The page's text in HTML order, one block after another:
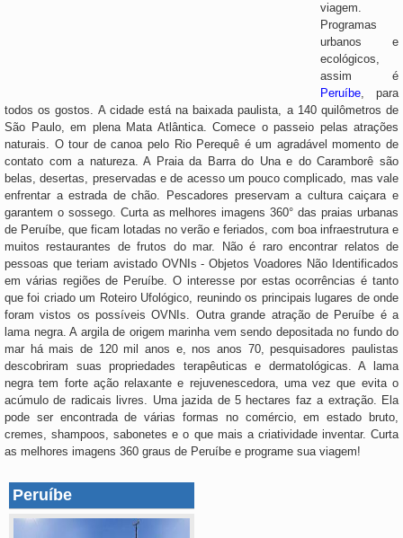
viagem.
Programas
urbanos e
ecológicos,
assim é
Peruíbe, para
todos os gostos. A cidade está na baixada paulista, a 140 quilômetros de
São Paulo, em plena Mata Atlântica. Comece o passeio pelas atrações
naturais. O tour de canoa pelo Rio Perequê é um agradável momento de
contato com a natureza. A Praia da Barra do Una e do Caramborê são
belas, desertas, preservadas e de acesso um pouco complicado, mas vale
enfrentar a estrada de chão. Pescadores preservam a cultura caiçara e
garantem o sossego. Curta as melhores imagens 360° das praias urbanas
de Peruíbe, que ficam lotadas no verão e feriados, com boa infraestrutura e
muitos restaurantes de frutos do mar. Não é raro encontrar relatos de
pessoas que teriam avistado OVNIs - Objetos Voadores Não Identificados
em várias regiões de Peruíbe. O interesse por estas ocorrências é tanto
que foi criado um Roteiro Ufológico, reunindo os principais lugares de onde
foram vistos os possíveis OVNIs. Outra grande atração de Peruíbe é a
lama negra. A argila de origem marinha vem sendo depositada no fundo do
mar há mais de 120 mil anos e, nos anos 70, pesquisadores paulistas
descobriram suas propriedades terapêuticas e dermatológicas. A lama
negra tem forte ação relaxante e rejuvenescedora, uma vez que evita o
acúmulo de radicais livres. Uma jazida de 5 hectares faz a extração. Ela
pode ser encontrada de várias formas no comércio, em estado bruto,
cremes, shampoos, sabonetes e o que mais a criatividade inventar. Curta
as melhores imagens 360 graus de Peruíbe e programe sua viagem!
Peruíbe